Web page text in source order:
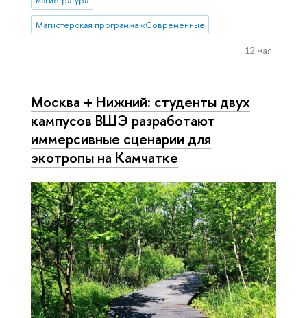
Магистерская программа «Современные филологические
12 мая
Москва + Нижний: студенты двух
кампусов ВШЭ разработают
иммерсивные сценарии для
экотропы на Камчатке